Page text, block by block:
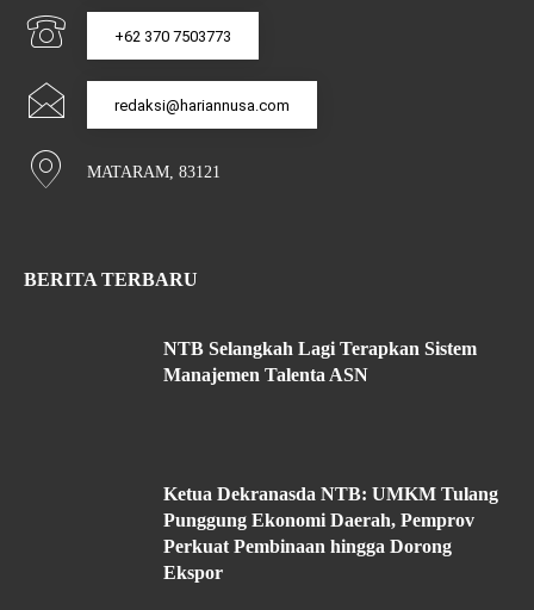
+62 370 7503773
redaksi@hariannusa.com
MATARAM, 83121
BERITA TERBARU
NTB Selangkah Lagi Terapkan Sistem
Manajemen Talenta ASN
Ketua Dekranasda NTB: UMKM Tulang
Punggung Ekonomi Daerah, Pemprov
Perkuat Pembinaan hingga Dorong
Ekspor